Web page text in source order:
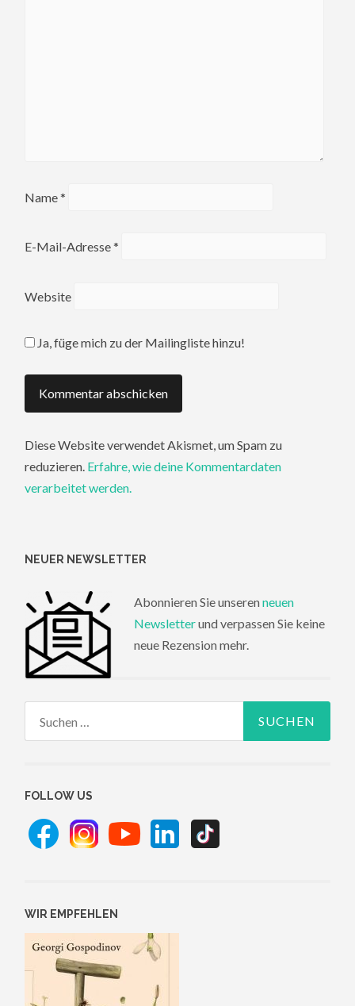
Name*
E-Mail-Adresse*
Website
Ja, füge mich zu der Mailingliste hinzu!
Diese Website verwendet Akismet, um Spam zu
reduzieren. Erfahre, wie deine Kommentardaten
verarbeitet werden.
NEUER NEWSLETTER
Abonnieren Sie unseren neuen
Newsletterund verpassen Sie keine
neue Rezension mehr.
FOLLOW US
WIR EMPFEHLEN